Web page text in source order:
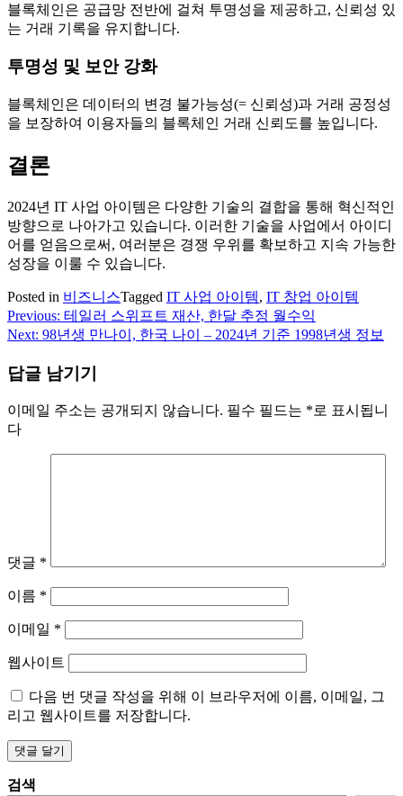
블록체인은 공급망 전반에 걸쳐 투명성을 제공하고, 신뢰성 있
는 거래 기록을 유지합니다.
투명성 및 보안 강화
블록체인은 데이터의 변경 불가능성(= 신뢰성)과 거래 공정성
을 보장하여 이용자들의 블록체인 거래 신뢰도를 높입니다.
결론
2024년 IT 사업 아이템은 다양한 기술의 결합을 통해 혁신적인
방향으로 나아가고 있습니다. 이러한 기술을 사업에서 아이디
어를 얻음으로써, 여러분은 경쟁 우위를 확보하고 지속 가능한
성장을 이룰 수 있습니다.
Posted in 비즈니스Tagged IT 사업 아이템, IT 창업 아이템
글
내
비
게
이
Previous: 테일러 스위프트 재산, 한달 추정 월수익
Next: 98년생 만나이, 한국 나이 – 2024년 기준 1998년생 정보
답글 남기기
이메일 주소는 공개되지 않습니다. 필수 필드는 *로 표시됩니
다
댓글 *
이름 *
이메일 *
웹사이트
다음 번 댓글 작성을 위해 이 브라우저에 이름, 이메일, 그
리고 웹사이트를 저장합니다.
검색